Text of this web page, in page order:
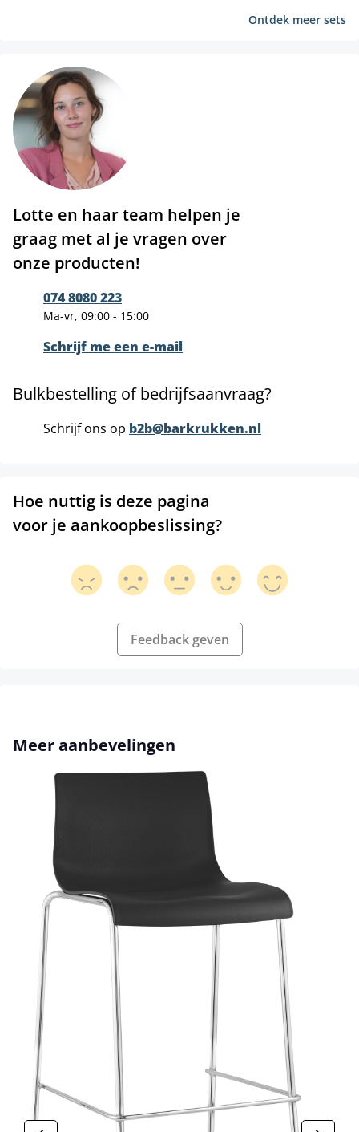
Ontdek meer sets
Lotte en haar team helpen je
graag met al je vragen over
onze producten!
074 8080 223
Ma-vr, 09:00 - 15:00
Schrijf me een e-mail
Bulkbestelling of bedrijfsaanvraag?
Schrijf ons op b2b@barkrukken.nl
Hoe nuttig is deze pagina
voor je aankoopbeslissing?
Feedback geven
Productgalerij overslaan
Meer aanbevelingen